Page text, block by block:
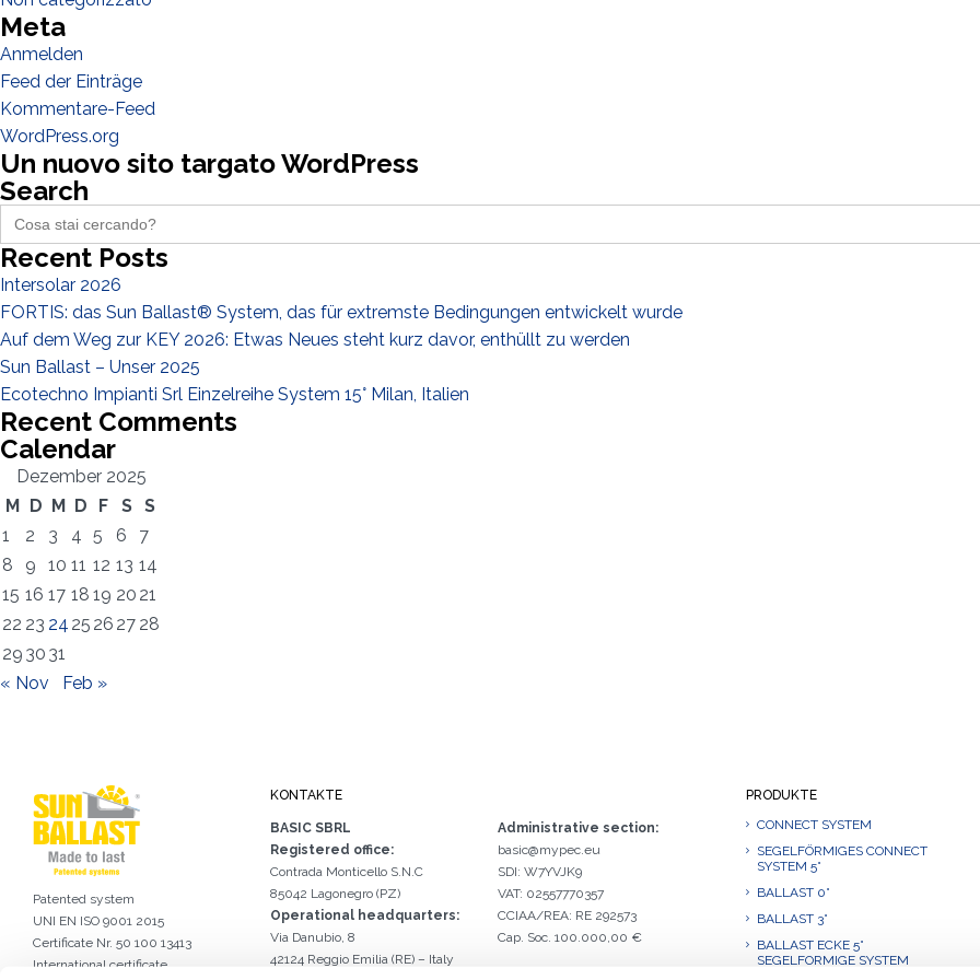
Meta
Anmelden
Feed der Einträge
Kommentare-Feed
WordPress.org
Un nuovo sito targato WordPress
Search
Search
for:
Recent Posts
Intersolar 2026
FORTIS: das Sun Ballast® System, das für extremste Bedingungen entwickelt wurde
Auf dem Weg zur KEY 2026: Etwas Neues steht kurz davor, enthüllt zu werden
Sun Ballast – Unser 2025
Ecotechno Impianti Srl Einzelreihe System 15° Milan, Italien
Recent Comments
Calendar
Dezember 2025
M D M D F S
S
1
2 3 4 5 6
7
8
9 10 11 12 13 14
15 16 17 18 19 20 21
22 23 24 25 26 27 28
29 30 31
« Nov
Feb »
Patented system
UNI EN ISO 9001 2015
Certificate Nr. 50 100 13413
International certificate
KONTAKTE
BASIC SBRL
Registered office:
Contrada Monticello S.N.C
85042 Lagonegro (PZ)
Operational headquarters:
Via Danubio, 8
42124 Reggio Emilia (RE) – Italy
Administrative section:
basic@mypec.eu
SDI: W7YVJK9
VAT: 02557770357
CCIAA/REA: RE 292573
Cap. Soc. 100.000,00 €
PRODUKTE
CONNECT SYSTEM
SEGELFÖRMIGES CONNECT
SYSTEM 5°
BALLAST 0°
BALLAST 3°
BALLAST ECKE 5°
SEGELFORMIGE SYSTEM